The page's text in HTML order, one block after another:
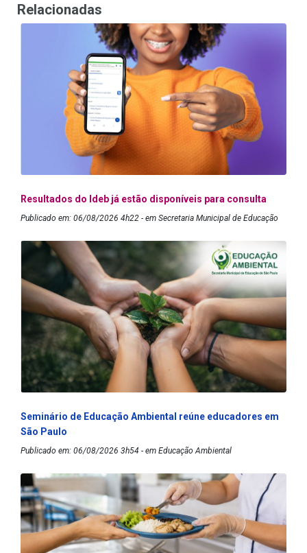
Relacionadas
Resultados do Ideb já estão disponíveis para consulta
Publicado em: 06/08/2026 4h22 - em Secretaria Municipal de Educação
Seminário de Educação Ambiental reúne educadores em
São Paulo
Publicado em: 06/08/2026 3h54 - em Educação Ambiental